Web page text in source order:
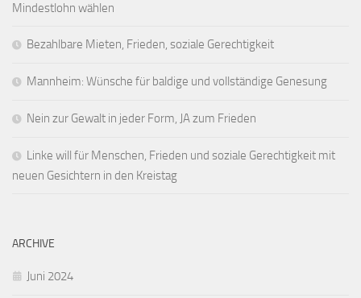
Mindestlohn wählen
Bezahlbare Mieten, Frieden, soziale Gerechtigkeit
Mannheim: Wünsche für baldige und vollständige Genesung
Nein zur Gewalt in jeder Form, JA zum Frieden
Linke will für Menschen, Frieden und soziale Gerechtigkeit mit
neuen Gesichtern in den Kreistag
ARCHIVE
Juni 2024